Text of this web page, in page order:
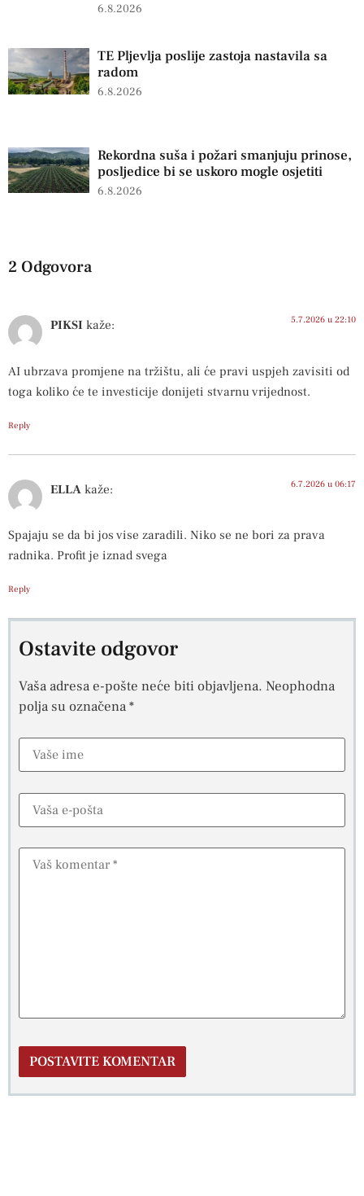
6.8.2026
TE Pljevlja poslije zastoja nastavila sa
radom
6.8.2026
Rekordna suša i požari smanjuju prinose,
posljedice bi se uskoro mogle osjetiti
6.8.2026
2 Odgovora
PIKSI kaže: 5.7.2026 u 22:10
AI ubrzava promjene na tržištu, ali će pravi uspjeh zavisiti od
toga koliko će te investicije donijeti stvarnu vrijednost.
Reply
ELLA kaže: 6.7.2026 u 06:17
Spajaju se da bi jos vise zaradili. Niko se ne bori za prava
radnika. Profit je iznad svega
Reply
Ostavite odgovor
Vaša adresa e-pošte neće biti objavljena. Neophodna
polja su označena*